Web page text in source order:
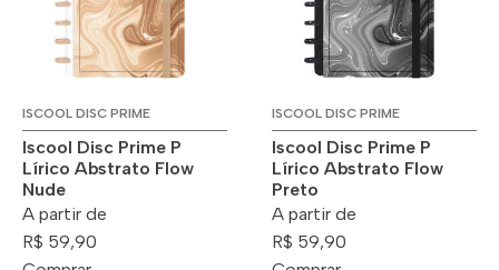
ISCOOL DISC PRIME
Iscool Disc Prime P
Lírico Abstrato Flow
Nude
A partir de
R$ 59,90
ISCOOL DISC PRIME
Iscool Disc Prime P
Lírico Abstrato Flow
Preto
A partir de
R$ 59,90